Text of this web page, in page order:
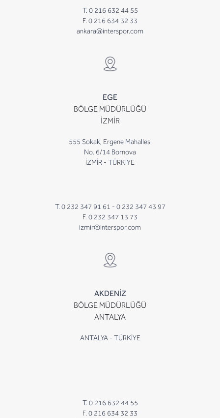
T. 0 216 632 44 55
F. 0 216 634 32 33
ankara@interspor.com
EGE
BÖLGE MÜDÜRLÜĞÜ
İZMİR
555 Sokak, Ergene Mahallesi
No. 6/14 Bornova
İZMİR - TÜRKİYE
T. 0 232 347 91 61 - 0 232 347 43 97
F. 0 232 347 13 73
izmir@interspor.com
AKDENİZ
BÖLGE MÜDÜRLÜĞÜ
ANTALYA
ANTALYA - TÜRKİYE
T. 0 216 632 44 55
F. 0 216 634 32 33